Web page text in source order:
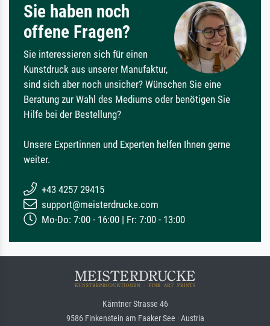
Sie haben noch
offene Fragen?
Sie interessieren sich für einen
Kunstdruck aus unserer Manufaktur,
sind sich aber noch unsicher? Wünschen Sie eine
Beratung zur Wahl des Mediums oder benötigen Sie
Hilfe bei der Bestellung?
Unsere Expertinnen und Experten helfen Ihnen gerne
weiter.
+43 4257 29415
support@meisterdrucke.com
Mo-Do: 7:00 - 16:00 | Fr: 7:00 - 13:00
Kärntner Strasse 46
9586 Finkenstein am Faaker See · Austria